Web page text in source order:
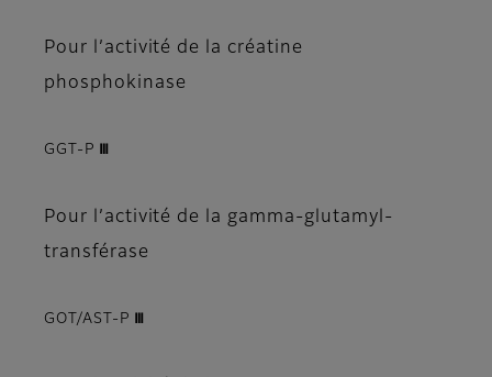
Pour l’activité de la créatine
phosphokinase
GGT-P Ⅲ
Pour l’activité de la gamma-glutamyl-
transférase
GOT/AST-P Ⅲ